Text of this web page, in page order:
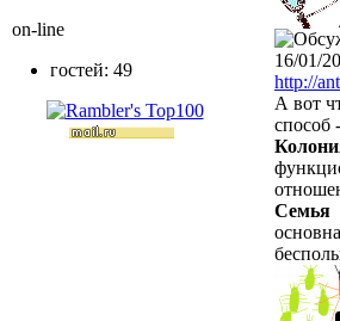
16/01/
http://
А вот
способ
Семья
on-line
гостей: 49